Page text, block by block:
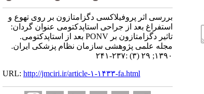
بررسی اثر پروفیلاکسی دگزامتازون بر روی تهوع و
استفراغ بعد از جراحی استاپدکتومی عنوان گردان:
تاثیر دگزامتازون بر PONV بعد از استاپدکتومی.
مجله علمی پژوهشی سازمان نظام پزشکی ایران.
۱۳۹۰; ۲۹ (۳) :۲۳۷-۲۴۱
URL: http://jmciri.ir/article-۱-۱۴۳۳-fa.html